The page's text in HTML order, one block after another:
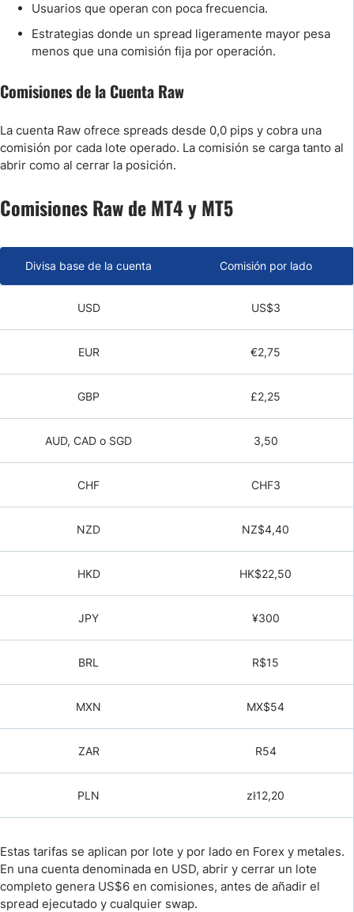
Usuarios que operan con poca frecuencia.
Estrategias donde un spread ligeramente mayor pesa
menos que una comisión fija por operación.
Comisiones de la Cuenta Raw
La cuenta Raw ofrece spreads desde 0,0 pips y cobra una
comisión por cada lote operado. La comisión se carga tanto al
abrir como al cerrar la posición.
Comisiones Raw de MT4 y MT5
Divisa base de la cuenta Comisión por lado
USD US$3
EUR €2,75
GBP £2,25
AUD, CAD o SGD 3,50
CHF CHF3
NZD NZ$4,40
HKD HK$22,50
JPY ¥300
BRL R$15
MXN MX$54
ZAR R54
PLN zł12,20
Estas tarifas se aplican por lote y por lado en Forex y metales.
En una cuenta denominada en USD, abrir y cerrar un lote
completo genera US$6 en comisiones, antes de añadir el
spread ejecutado y cualquier swap.